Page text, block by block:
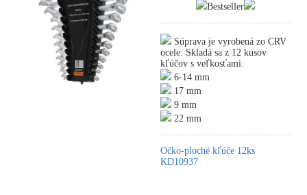
Bestseller
Súprava je vyrobená zo CRV
ocele. Skladá sa z 12 kusov
kľúčov s veľkosťami:
6-14 mm
17 mm
9 mm
22 mm
Očko-ploché kľúče 12ks
KD10937